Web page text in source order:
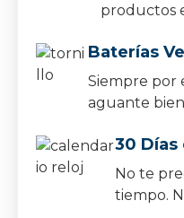
productos
Baterías
Siempre por
aguante
30 Días
No te
tiempo.